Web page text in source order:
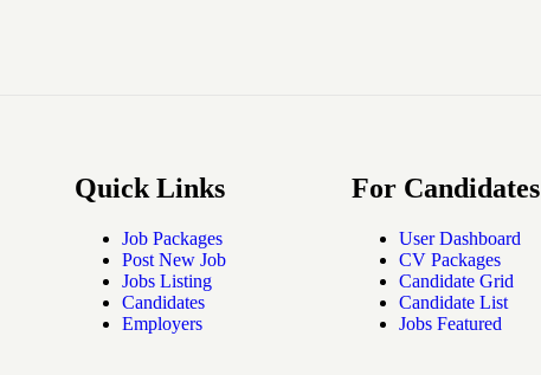
Quick Links
Job Packages
Post New Job
Jobs Listing
Candidates
Employers
For Candidates
User Dashboard
CV Packages
Candidate Grid
Candidate List
Jobs Featured